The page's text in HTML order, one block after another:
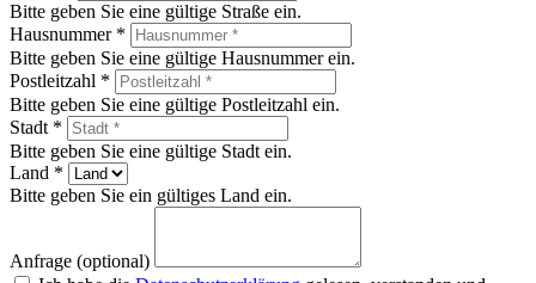
Bitte geben Sie eine gültige Straße ein.
Hausnummer *
Bitte geben Sie eine gültige Hausnummer ein.
Postleitzahl *
Bitte geben Sie eine gültige Postleitzahl ein.
Stadt *
Bitte geben Sie eine gültige Stadt ein.
Land *
Bitte geben Sie ein gültiges Land ein.
Anfrage (optional)